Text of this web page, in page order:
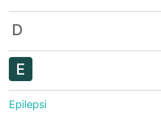
D
E
Epilepsi